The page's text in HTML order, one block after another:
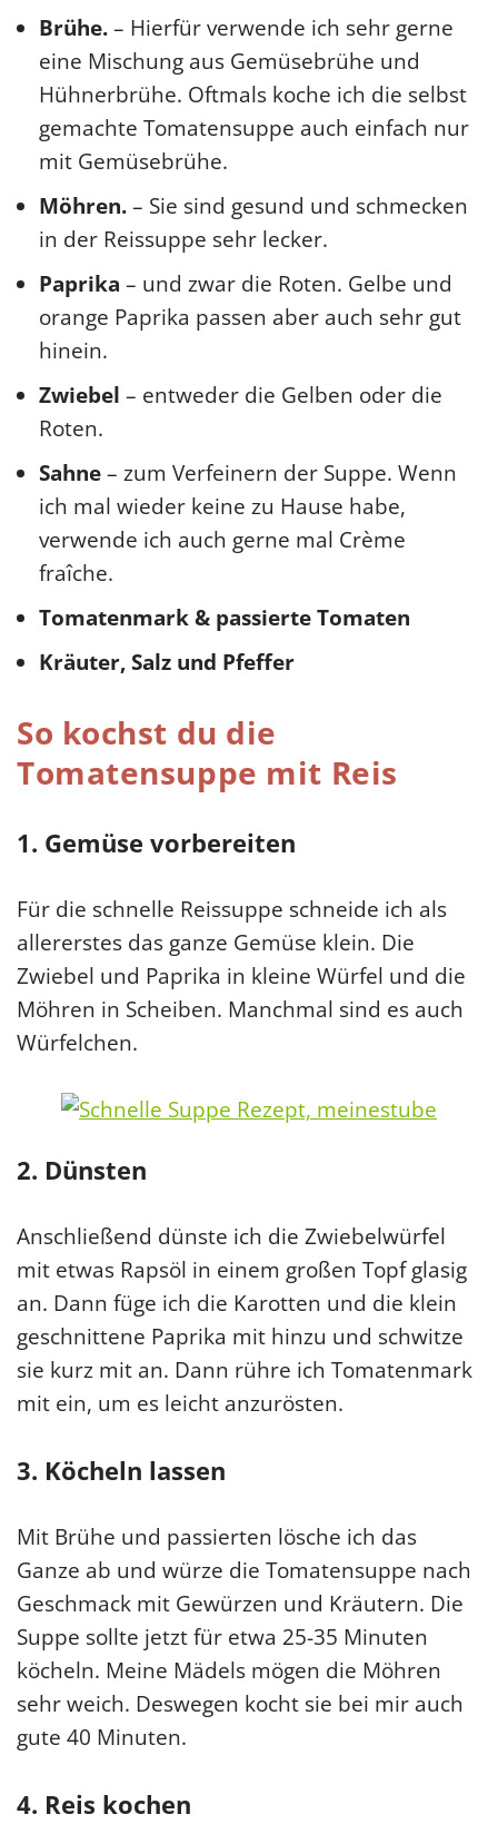
Brühe.– Hierfür verwende ich sehr gerne
eine Mischung aus Gemüsebrühe und
Hühnerbrühe. Oftmals koche ich die selbst
gemachte Tomatensuppe auch einfach nur
mit Gemüsebrühe.
Möhren.– Sie sind gesund und schmecken
in der Reissuppe sehr lecker.
Paprika – und zwar die Roten. Gelbe und
orange Paprika passen aber auch sehr gut
hinein.
Zwiebel – entweder die Gelben oder die
Roten.
Sahne– zum Verfeinern der Suppe. Wenn
ich mal wieder keine zu Hause habe,
verwende ich auch gerne mal Crème
fraîche.
Tomatenmark & passierte Tomaten
Kräuter, Salz und Pfeffer
So kochst du die
Tomatensuppe mit Reis
1. Gemüse vorbereiten
Für die schnelle Reissuppe schneide ich als
allererstes das ganze Gemüse klein. Die
Zwiebel und Paprika in kleine Würfel und die
Möhren in Scheiben. Manchmal sind es auch
Würfelchen.
2. Dünsten
Anschließend dünste ich die Zwiebelwürfel
mit etwas Rapsöl in einem großen Topf glasig
an. Dann füge ich die Karotten und die klein
geschnittene Paprika mit hinzu und schwitze
sie kurz mit an. Dann rühre ich Tomatenmark
mit ein, um es leicht anzurösten.
3. Köcheln lassen
Mit Brühe und passierten lösche ich das
Ganze ab und würze die Tomatensuppe nach
Geschmack mit Gewürzen und Kräutern. Die
Suppe sollte jetzt für etwa 25-35 Minuten
köcheln. Meine Mädels mögen die Möhren
sehr weich. Deswegen kocht sie bei mir auch
gute 40 Minuten.
4. Reis kochen